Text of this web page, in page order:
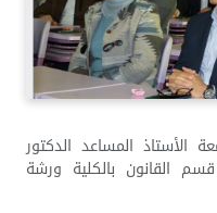
الأستاذ المساعد الدكتور
القانون بالكلية ورشة